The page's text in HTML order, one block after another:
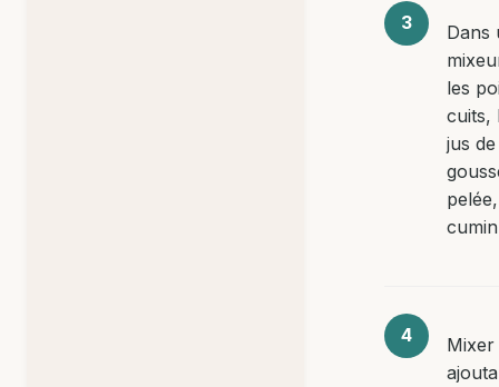
Dans
les
cuits,
jus
Mixer